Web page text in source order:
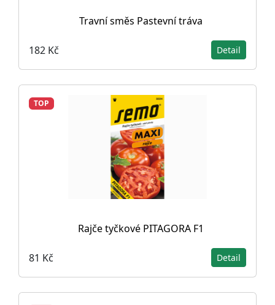
Travní směs Pastevní tráva
182 Kč Detail
TOP
Rajče tyčkové PITAGORA F1
81 Kč Detail